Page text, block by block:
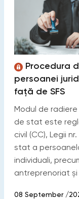
Procedura
persoanei
față de SFS
Modul de
de stat este
civil (CC), Legii
stat a
individuali,
antreprenoriat și
08 September /